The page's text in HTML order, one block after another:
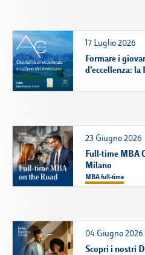
Campus & Hub:
Roma
Milano
Amsterdam
Dubai
Luiss.it
17 Luglio 2026
Formare i
d’eccellenza:
23 Giugno 2026
Full-time MBA
Milano
MBA full-time
04 Giugno 2026
Scopri i nostri